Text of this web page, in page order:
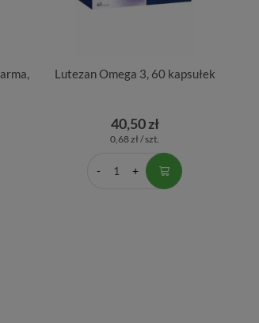
Lutezan Omega 3, 60 kapsułek
40,50 zł
0,68 zł / szt.